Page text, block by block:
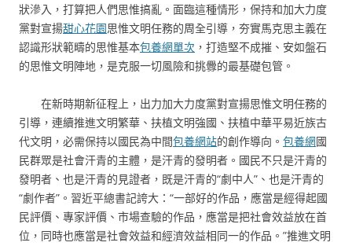
狀滲入，打算把人們思惟搞亂。面臨這種情形，保持和加大力度
黨對宣揚甜心花園思惟文明任務的周全引導，夯實馬克思主義在
認識形狀範疇的思惟基本包養網單次 ，打造堅不成摧、安如盤石
的思惟文明陣地，是克服一切風險和挑釁的最基礎包管。
在新時期新征程上，出力加大力度黨對宣揚思惟文明任務的
引導，連續推進文明繁華、扶植文明強國、扶植中華平易近族古
代文明，必需保持以國民為中間包養網站的創作導向。 包養網國
民群眾是社會汗青的主體，是汗青的發明者。國民不只是汗青的
發明者、也是汗青的見證者，既是汗青的“劇中人”、也是汗青的
“劇作者”。習近平總書記誇大：“一部好的作品，應當是經得起國
民評價、專家評價、市場查驗的作品，應當是把社會效益放在首
位，同時也應當是社會效益和經濟效益相同一的作品。”推進文明